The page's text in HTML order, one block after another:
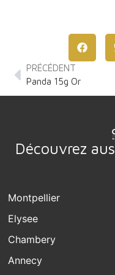
PRÉCÉDENT
Panda 15g Or
Découvrez
Montpellier
Elysee
Chambery
Annecy